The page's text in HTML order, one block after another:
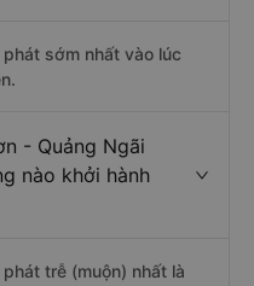
sớm nhất vào lúc
- Quảng Ngãi
nào khởi hành
trễ (muộn) nhất là